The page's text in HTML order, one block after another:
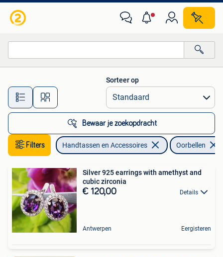
Alle afstanden…
Sorteer op
Bewaar je zoekopdracht
Filters Handtassen en Accessoires Oorbellen
Silver 925 earrings with amethyst and
cubic zirconia
€ 120,00 Details
Antwerpen Eergisteren